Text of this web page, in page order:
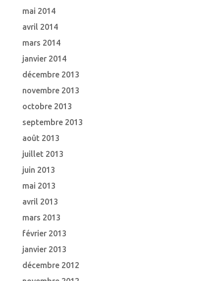
mai 2014
avril 2014
mars 2014
janvier 2014
décembre 2013
novembre 2013
octobre 2013
septembre 2013
août 2013
juillet 2013
juin 2013
mai 2013
avril 2013
mars 2013
février 2013
janvier 2013
décembre 2012